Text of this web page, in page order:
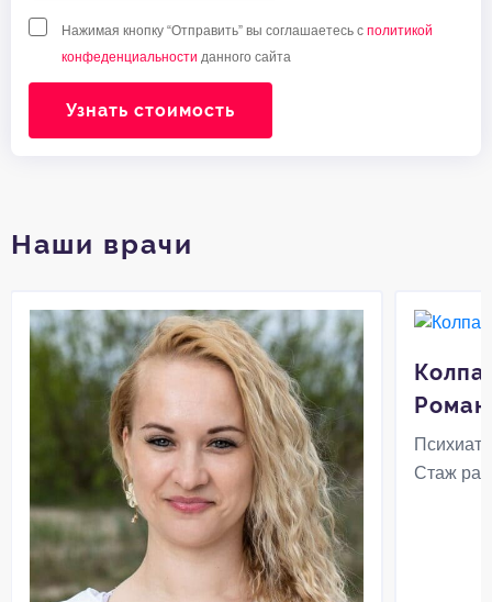
Нажимая кнопку “Отправить” вы соглашаетесь с политикой
конфеденциальности данного сайта
Узнать стоимость
Наши врачи
Стаж